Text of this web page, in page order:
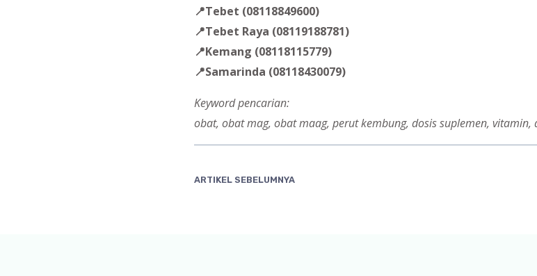
📍Tebet (08118849600)
📍Tebet Raya (08119188781)
📍Kemang (08118115779)
📍Samarinda (08118430079)
Keyword pencarian:
obat, obat mag, obat maag, perut kembung, dosis suplemen,
ARTIKEL SEBELUMNYA